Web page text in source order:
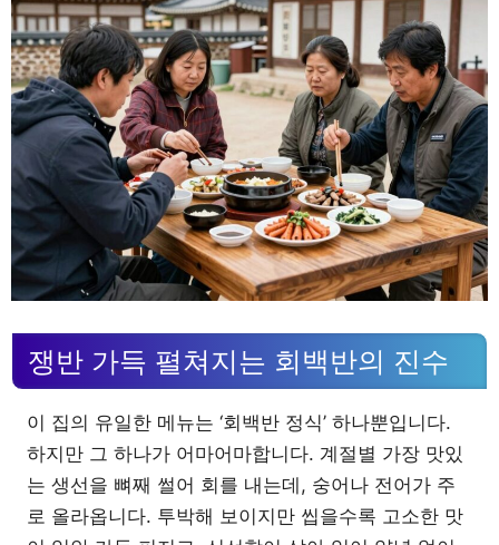
쟁반 가득 펼쳐지는 회백반의 진수
이 집의 유일한 메뉴는 ‘회백반 정식’ 하나뿐입니다.
하지만 그 하나가 어마어마합니다. 계절별 가장 맛있
는 생선을 뼈째 썰어 회를 내는데, 숭어나 전어가 주
로 올라옵니다. 투박해 보이지만 씹을수록 고소한 맛